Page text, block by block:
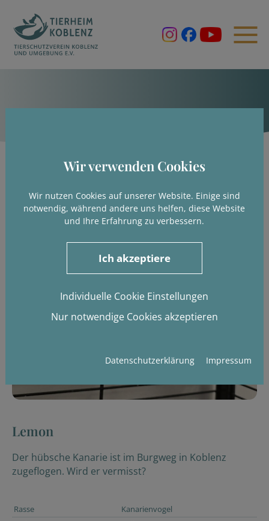
Wir verwenden Cookies
Wir nutzen Cookies auf unserer Website. Einige sind
notwendig, während andere uns helfen, diese Website
und Ihre Erfahrung zu verbessern.
Ich akzeptiere
Individuelle Cookie Einstellungen
Nur notwendige Cookies akzeptieren
Datenschutzerklärung Impressum
Lemon
Der hübsche Kanarie ist im Burgweg in Koblenz
zugeflogen. Wird er vermisst?
Rasse
Kanarienvogel